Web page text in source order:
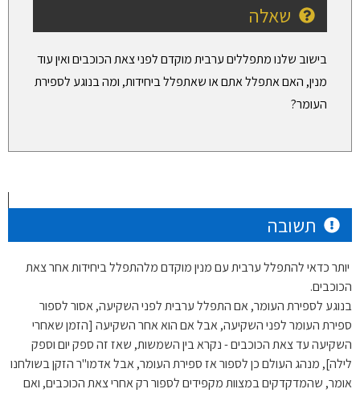
שאלה
בישוב שלנו מתפללים ערבית מוקדם לפני צאת הכוכבים ואין עוד
מנין, האם אתפלל אתם או שאתפלל ביחידות, ומה בנוגע לספירת
העומר?
תשובה
יותר כדאי להתפלל ערבית עם מנין מוקדם מלהתפלל ביחידות אחר צאת
הכוכבים.
בנוגע לספירת העומר, אם התפלל ערבית לפני השקיעה, אסור לספור
ספירת העומר לפני השקיעה, אבל אם הוא אחר השקיעה [הזמן שאחרי
השקיעה עד צאת הכוכבים - נקרא בין השמשות, שאז זה ספק יום וספק
לילה], מנהג העולם כן לספור אז ספירת העומר, אבל אדמו"ר הזקן בשולחנו
אומר, שהמדקדקים במצוות מקפידים לספור רק אחרי צאת הכוכבים, ואם